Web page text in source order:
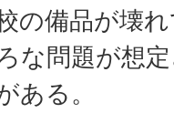
の備品が壊
な問題が想
ある。